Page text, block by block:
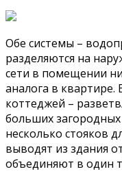
Обе системы –
разделяются на
сети в помещении
аналога в квартире.
коттеджей –
больших
несколько стояков
выводят из здания
объединяют в один